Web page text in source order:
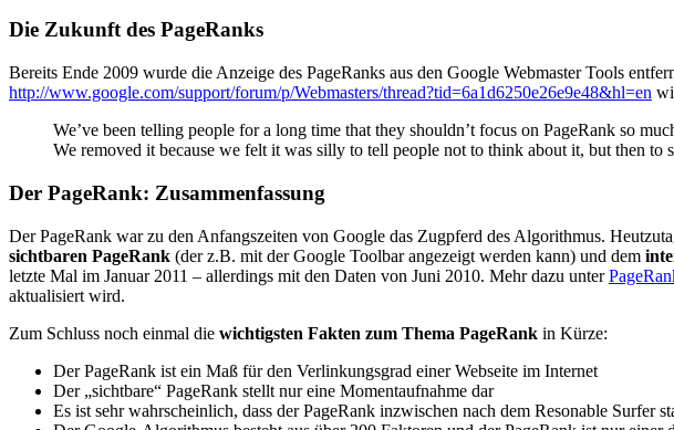
Die Zukunft des PageRanks
Bereits Ende 2009 wurde die Anzeige des PageRanks aus den Google Webmaster Tools
http://www.google.com/support/forum/p/Webmasters/thread?tid=6a1d6250e26e9e48&hl=en
We’ve been telling people for a long time that they shouldn’t focus on PageRank so
We removed it because we felt it was silly to tell people not to think about it, but then
Der PageRank: Zusammenfassung
Der PageRank war zu den Anfangszeiten von Google das Zugpferd des Algorithmus.
sichtbaren PageRank (der z.B. mit der Google Toolbar angezeigt werden kann) und dem
letzte Mal im Januar 2011 – allerdings mit den Daten von Juni 2010. Mehr dazu unter
aktualisiert wird.
Zum Schluss noch einmal die wichtigsten Fakten zum Thema PageRank in Kürze:
Der PageRank ist ein Maß für den Verlinkungsgrad einer Webseite im Internet
Der „sichtbare“ PageRank stellt nur eine Momentaufnahme dar
Es ist sehr wahrscheinlich, dass der PageRank inzwischen nach dem Resonable Surfer